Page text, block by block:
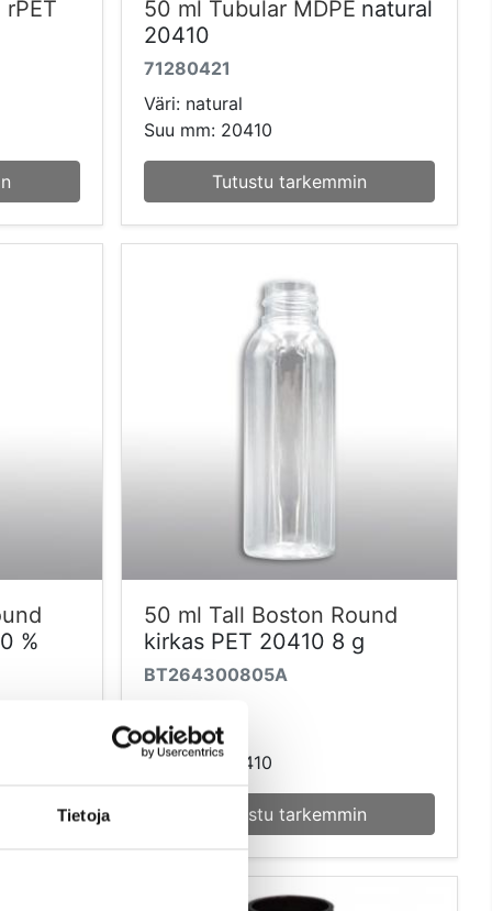
Tietoja
50 ml Tubular MDPE natural
20410
71280421
Väri: natural
Suu mm: 20410
Tutustu tarkemmin
%
50 ml Tall Boston Round
kirkas PET 20410 8 g
BT264300805A
Väri: kirkas
Suu mm: 20410
Tutustu tarkemmin